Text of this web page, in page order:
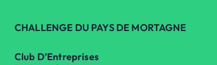
CHALLENGE DU PAYS DE MORTAGNE
Club D’Entreprises